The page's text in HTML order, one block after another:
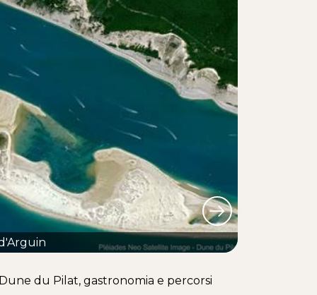
du Pilat, gastronomia e percorsi